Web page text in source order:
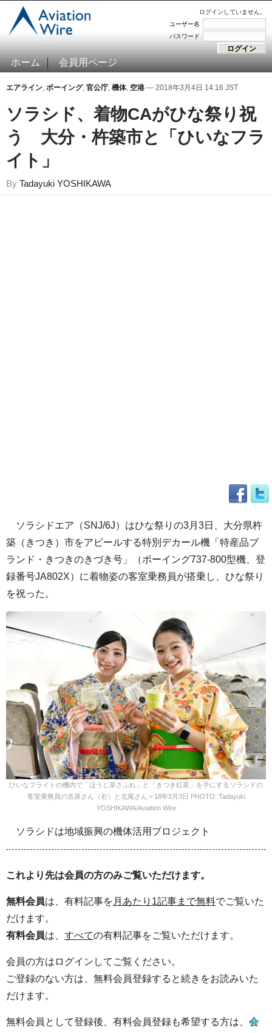
ログインしていません。
ユーザー名
パスワード
ホーム 会員用ページ
エアライン, ボーイング, 官公庁, 機体, 空港 — 2018年3月4日 14:16 JST
ソラシド、着物CAがひな祭り祝
う 大分・杵築市と「ひいなフラ
イト」
By Tadayuki YOSHIKAWA
ソラシドエア（SNJ/6J）はひな祭りの3月3日、大分県杵
築（きつき）市をアピールする特別デカール機「特産品ブ
ランド・きつきのきづき号」（ボーイング737-800型機、登
録番号JA802X）に着物姿の客室乗務員が搭乗し、ひな祭り
を祝った。
ひいなフライトの機内で「ほうじ茶さぶれ」と「きつき紅茶」を手にするソラシドの
客室乗務員の吉原さん（右）と北尾さん＝18年3月3日 PHOTO: Tadayuki
YOSHIKAWA/Aviation Wire
ソラシドは地域振興の機体活用プロジェクト
これより先は会員の方のみご覧いただけます。
無料会員は、有料記事を 月あたり1記事まで無料でご覧いた
だけます。
有料会員は、 すべての有料記事をご覧いただけます。
会員の方はログインしてご覧ください。
ご登録のない方は、無料会員登録すると続きをお読みいた
だけます。
無料会員として登録後、有料会員登録も希望する方は、 会